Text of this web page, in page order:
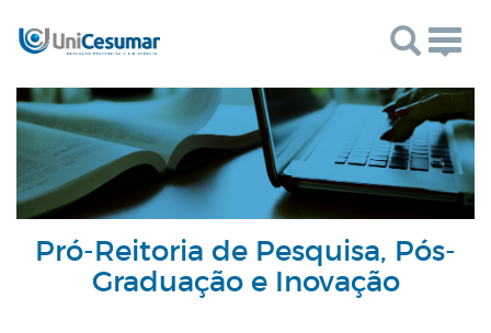
Pró-Reitoria de Pesquisa, Pós-
Graduação e Inovação